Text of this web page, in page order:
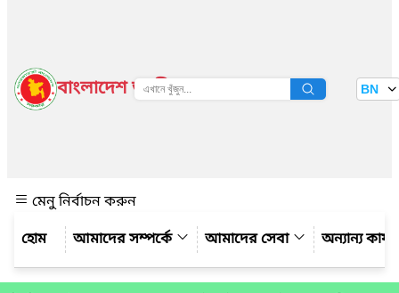
বাংলাদেশ জাতীয় তথ্য বাতায়ন BN
মেনু নির্বাচন করুন
আমাদের সম্পর্কে
আমাদের সেবা অন্যান্য